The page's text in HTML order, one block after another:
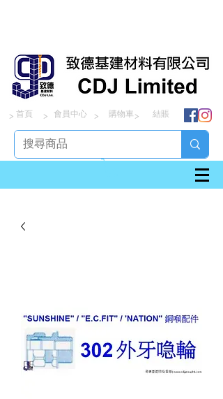
> > > >
首頁 會員中心 購物車 結賬